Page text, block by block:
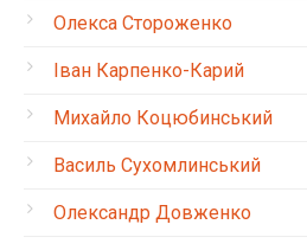
Олекса Стороженко
Іван Карпенко-Карий
Михайло Коцюбинський
Василь Сухомлинський
Олександр Довженко